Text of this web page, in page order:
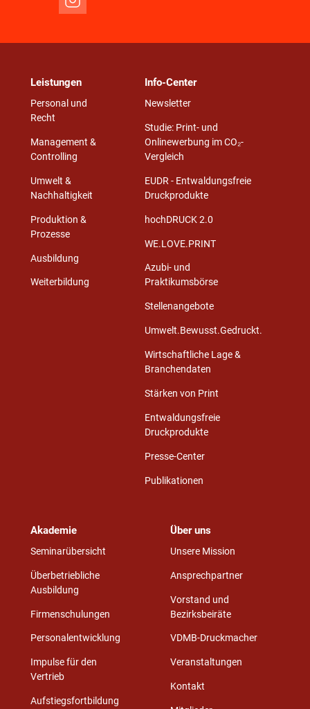
Leistungen
Personal und
Recht
Management &
Controlling
Umwelt &
Nachhaltigkeit
Produktion &
Prozesse
Ausbildung
Weiterbildung
Info-Center
Newsletter
Studie: Print- und
Onlinewerbung im CO₂-
Vergleich
EUDR - Entwaldungsfreie
Druckprodukte
hochDRUCK 2.0
WE.LOVE.PRINT
Azubi- und
Praktikumsbörse
Stellenangebote
Umwelt.Bewusst.Gedruckt.
Wirtschaftliche Lage &
Branchendaten
Stärken von Print
Entwaldungsfreie
Druckprodukte
Presse-Center
Publikationen
Akademie
Seminarübersicht
Überbetriebliche
Ausbildung
Firmenschulungen
Personalentwicklung
Impulse für den
Vertrieb
Aufstiegsfortbildung
Über uns
Unsere Mission
Ansprechpartner
Vorstand und
Bezirksbeiräte
VDMB-Druckmacher
Veranstaltungen
Kontakt